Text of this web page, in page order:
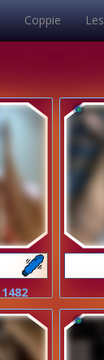
Coppie
1482